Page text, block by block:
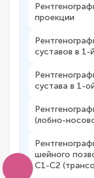
проекции
суставов в 1-
сустава в 1-
(лобно-
шейного
С1-С2